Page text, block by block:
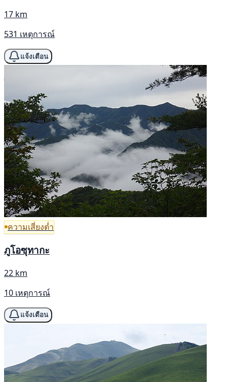
17 km
531 เหตุการณ์
แจ้งเตือน
ความเสี่ยงต่ำ
ภูโอซุทากะ
22 km
10 เหตุการณ์
แจ้งเตือน